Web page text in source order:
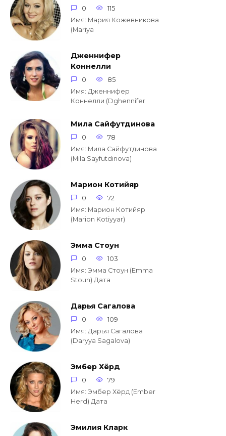
0
115
Имя: Мария Кожевникова
(Mariya
Дженнифер
Коннелли
0
85
Имя: Дженнифер
Коннелли (Dghennifer
Мила Сайфутдинова
0
78
Имя: Мила Сайфутдинова
(Mila Sayfutdinova)
Марион Котийяр
0
72
Имя: Марион Котийяр
(Marion Kotiyyar)
Эмма Стоун
0
103
Имя: Эмма Стоун (Emma
Stoun) Дата
Дарья Сагалова
0
109
Имя: Дарья Сагалова
(Daryya Sagalova)
Эмбер Хёрд
0
79
Имя: Эмбер Хёрд (Ember
Herd) Дата
Эмилия Кларк